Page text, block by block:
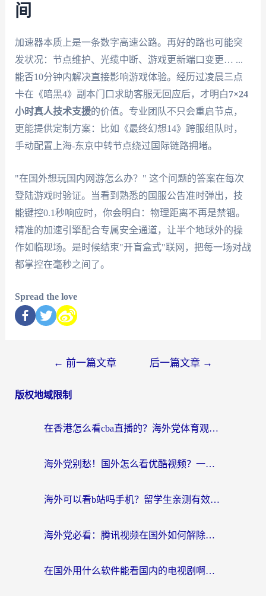
间
加速器本质上是一条数字高速公路。再好的路也可能突
发状况：节点维护、光缆中断、游戏更新端口变更… ...
能否10分钟内解决直接影响游戏体验。经历过凌晨三点
卡在《暗黑4》副本门口求助客服无回应后，才明白7×24
小时真人技术支援的价值。专业团队不只会重启节点，
更能提供定制方案：比如《最终幻想14》跨服组队时，
手动配置上海-东京中转节点绕过国际链路拥堵。
"在国外想玩国内网游怎么办？" 这个问题的答案在每次
登陆游戏时验证。当看到熟悉的国服公告准时弹出，技
能键控0.1秒响应时，你会明白：物理距离不再是禁锢。
精准的加速引擎配合专属安全通道，让半个地球外的操
作如临现场。是时候结束"开盲盒式"联网，把每一场对战
都掌控在毫秒之间了。
Spread the love
← 前一篇文章 后一篇文章 →
版权地域限制
在香港怎么看cba直播的？海外党体育观赛终极指南：告别版权限制，畅享中文解说
海外党别愁！国外怎么看优酷视频？一招解决追剧、看直播难题
海外可以看b站吗手机？留学生亲测有效的回国加速指南
海外党必看：腾讯视频在国外如何解除地域限制？附优酷咪咕使用指南
在国外用什么软件能看国内的电视剧啊？留学生亲测有效的回国加速方案